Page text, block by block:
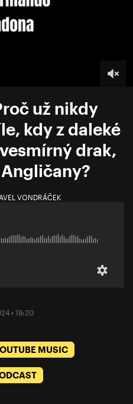
už nikdy
kdy z daleké
drak,
VONDRÁČEK
• 19:20
MUSIC